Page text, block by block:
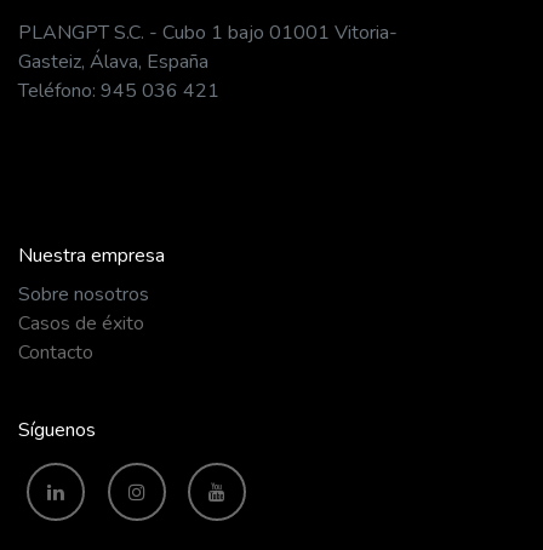
PLANGPT S.C. - Cubo 1 bajo 01001 Vitoria-
Gasteiz, Álava, España
Teléfono: 945 036 421
Nuestra empresa
​Sobre nosotros
Casos de éxito
Contacto
Síguenos